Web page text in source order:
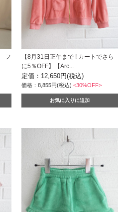
フ
【8月31日正午まで ! カートでさら
に5％OFF】【Arc...
定価：12,650円(税込)
価格：8,855円(税込)<30%OFF>